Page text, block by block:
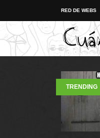
RED DE WEBS
TRENDING